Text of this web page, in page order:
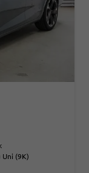
Uni (9K)